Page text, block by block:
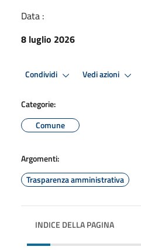
Data :
8 luglio 2026
Condividi Vedi azioni
Categorie:
Comune
Argomenti:
Trasparenza amministrativa
INDICE DELLA PAGINA